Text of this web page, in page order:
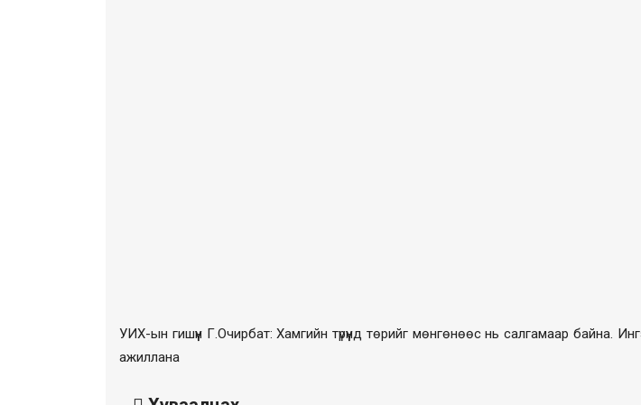
УИХ-ын гишүүн Г.Очирбат: Хамгийн түрүүнд төрийг мөнгөнөөс нь салгамаар байна.
ажиллана